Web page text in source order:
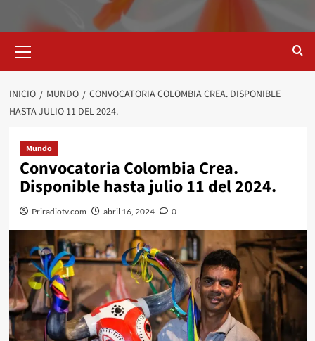
primario
INICIO MUNDO
CONVOCATORIA COLOMBIA CREA. DISPONIBLE
HASTA JULIO 11 DEL 2024.
Mundo
Convocatoria Colombia Crea.
Disponible hasta julio 11 del 2024.
Priradiotv.com abril 16, 2024 0